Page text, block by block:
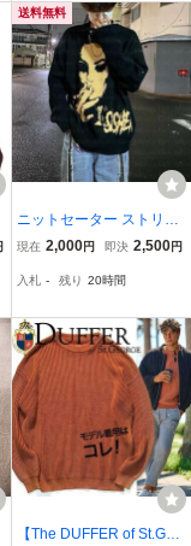
送料無料
ニットセーター ストリー
ト 大トレンド Y2K好きな
袖 ブラック 古着風 ユニ
現在 2,000円 即決 2,500円
入札 - 残り 20時間
【The DUFFER of St.GE